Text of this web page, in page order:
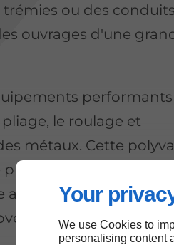
Your
We use Cookies to
personalising content
trémies ou des
ouvrages d'une
le roulage et
métaux. Cette
des solutions
adaptées à une